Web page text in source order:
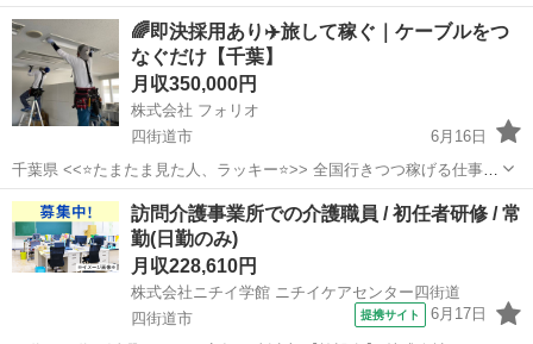
学館 ニチイケアセンター物井 【勤務地】 千葉県 四街道市 【アクセ
ス】 物井駅から徒歩7分 物井駅/佐倉駅/四街道駅 【雇用形態】常勤
(日勤の...
千葉 四街道市 介護福祉士
🌈即決採用あり✈️旅して稼ぐ｜ケーブルをつ
なぐだけ【千葉】
月収350,000円
株式会社 フォリオ
四街道市
6月16日
千葉県 <<⭐️たまたま見た人、ラッキー⭐️>> 全国行きつつ稼げる仕事あ
ります🌈✨ ✅ 即決採用🚀お急ぎの方も大歓迎！ ✅ 未経験からスター
トOK ✅ 黙々作業もあり ✅ 旅しながらお金も増える 📩 ...
千葉 四街道市 電気
訪問介護事業所での介護職員 / 初任者研修 / 常
勤(日勤のみ)
月収228,610円
株式会社ニチイ学館 ニチイケアセンター四街道
四街道市
提携サイト 6月17日